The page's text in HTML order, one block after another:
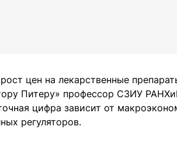
цен на лекарственные
Питеру» профессор СЗИУ
цифра зависит от
регуляторов.